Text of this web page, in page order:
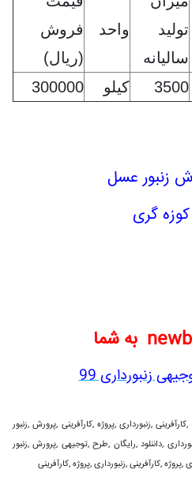
تولید
سالیانه
واحد
فروش
(ریال)
3500 کیلو 300000
زنبور عسل
گری
زنبورداری 99
,زنبورداری ,پروژه ,کارآفرینی ,پرورش ,زنبور
,داننلود ,رایگان ,طرح ,توجیهی ,پرورش ,زنبور
,کارآفرینی ,زنبورداری ,پروژه ,کارآفرینی